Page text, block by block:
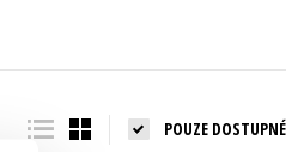
POUZE DOSTUPNÉ